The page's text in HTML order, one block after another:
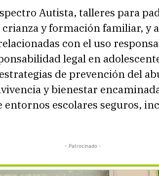
Autista, talleres para
crianza y formación familiar, y
con el uso
legal en
de prevención del
y bienestar
escolares seguros,
- Patrocinado -